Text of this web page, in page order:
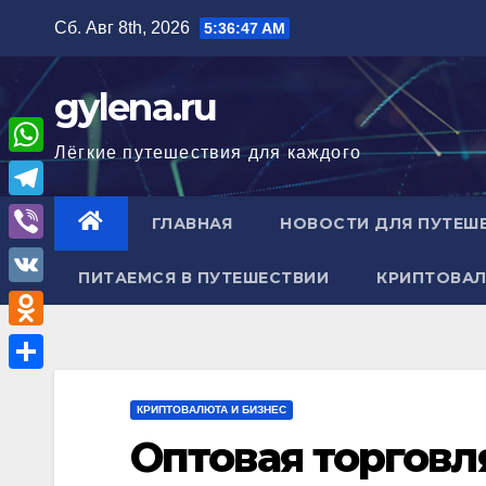
содержимому
Сб. Авг 8th, 2026 5:36:48 AM
gylena.ru
Лёгкие путешествия для каждого
ГЛАВНАЯ НОВОСТИ ДЛЯ
ПИТАЕМСЯ В ПУТЕШЕСТВИИ
КРИПТОВАЛЮТА И БИЗНЕС
Оптовая
W
h
a
A
T
e
l
e
g
V
i
b
e
V
K
O